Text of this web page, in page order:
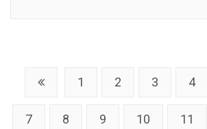
1 2 3 4
7 8 9 10 11